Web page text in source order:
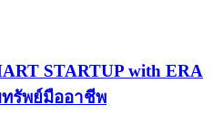
STARTUP with ERA
รัพย์มืออาชีพ